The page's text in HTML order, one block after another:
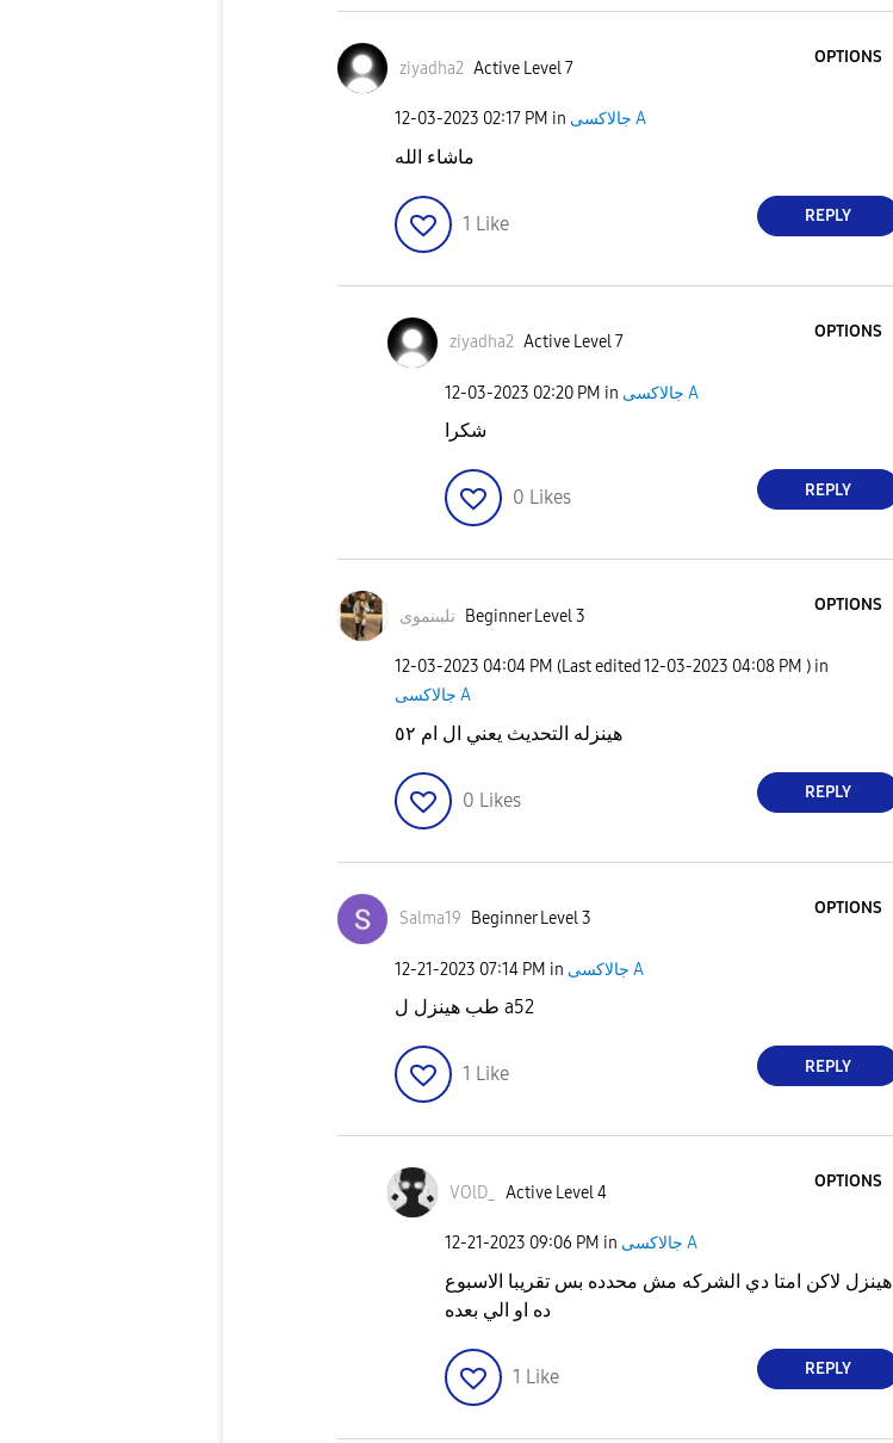
ziyadha2 Active Level 7
OPTIONS
‎12-03-2023 02:17 PM in جالاكسى A
ماشاء الله
1 Like REPLY
ziyadha2 Active Level 7
OPTIONS
‎12-03-2023 02:20 PM in جالاكسى A
شكرا
0 Likes REPLY
نلبىنموى Beginner Level 3
OPTIONS
‎12-03-2023 04:04 PM (Last edited ‎12-03-2023 04:08 PM ) in
جالاكسى A
هينزله التحديث يعني ال ام ٥٢
0 Likes REPLY
Salma19 Beginner Level 3
OPTIONS
‎12-21-2023 07:14 PM in جالاكسى A
طب هينزل ل a52
1 Like REPLY
VOlD_ Active Level 4
OPTIONS
‎12-21-2023 09:06 PM in جالاكسى A
هينزل لاكن امتا دي الشركه مش محدده بس تقريبا الاسبوع
ده او الي بعده
1 Like REPLY